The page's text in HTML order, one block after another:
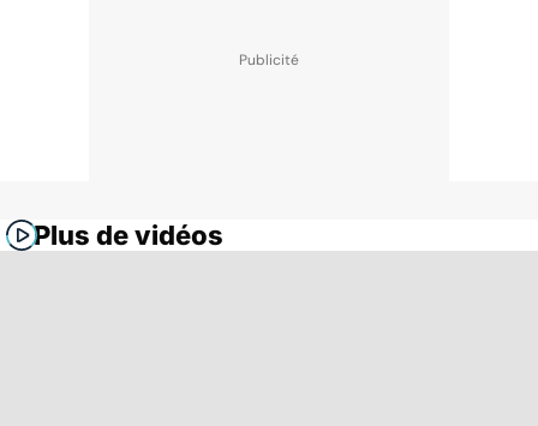
Plus de vidéos